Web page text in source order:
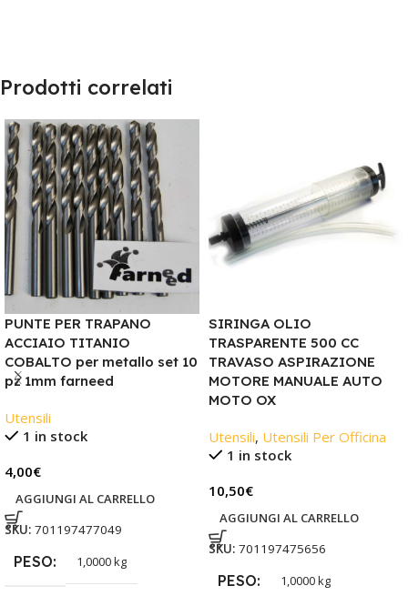
Prodotti correlati
PUNTE PER TRAPANO
ACCIAIO TITANIO
COBALTO per metallo set 10
pz 1mm farneed
Utensili
1 in stock
4,00€
AGGIUNGI AL CARRELLO
SKU: 701197477049
PESO 1,0000 kg
SIRINGA OLIO
TRASPARENTE 500 CC
TRAVASO ASPIRAZIONE
MOTORE MANUALE AUTO
MOTO OX
Utensili, Utensili Per Officina
1 in stock
10,50€
AGGIUNGI AL CARRELLO
SKU: 701197475656
PESO 1,0000 kg